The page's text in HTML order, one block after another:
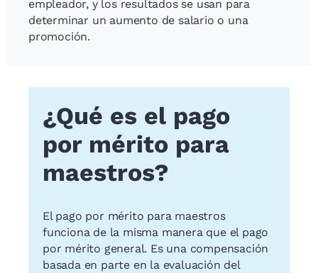
empleador, y los resultados se usan para
determinar un aumento de salario o una
promoción.
¿Qué es el pago
por mérito para
maestros?
El pago por mérito para maestros
funciona de la misma manera que el pago
por mérito general. Es una compensación
basada en parte en la evaluación del